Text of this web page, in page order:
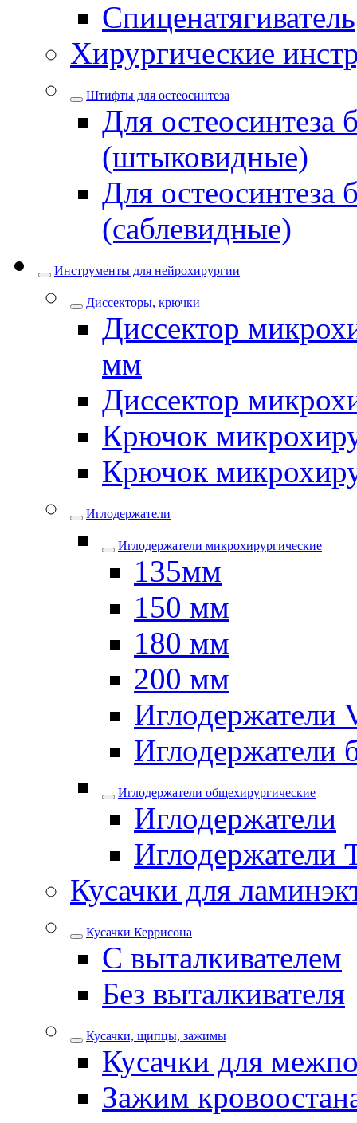
Спиценатягиватель
Хирургические
Штифты для остеосинтеза
Для остеосинтеза
(штыковидные)
Для остеосинтеза
(саблевидные)
Инструменты для нейрохирургии
Диссекторы, крючки
Диссектор
мм
Диссектор
Крючок
Крючок
Иглодержатели
Иглодержатели микрохирургические
135мм
150 мм
180 мм
200 мм
Иглодержатели
Иглодержатели
Иглодержатели общехирургические
Иглодержатели
Иглодержатели
Кусачки для
Кусачки Керрисона
С выталкивателем
Без выталкивателя
Кусачки, щипцы, зажимы
Кусачки для
Зажим